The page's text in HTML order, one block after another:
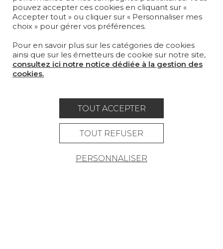
MOBILIER
PROJETS
SUR-MESURE
MAGAZINE
OÙ NOUS TROUVER ?
pouvez accepter ces cookies en cliquant sur «
Accepter tout » ou cliquer sur « Personnaliser mes
choix » pour gérer vos préférences.
Pour en savoir plus sur les catégories de cookies
ainsi que sur les émetteurs de cookie sur notre site,
consultez ici notre notice dédiée à la gestion des
cookies.
TOUT ACCEPTER
TOUT REFUSER
PERSONNALISER